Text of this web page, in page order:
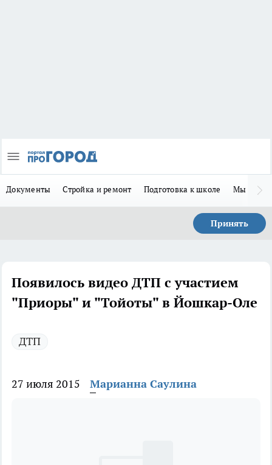
Документы Стройка и ремонт Подготовка к школе Мы в MAX
Принять
Появилось видео ДТП с участием
"Приоры" и "Тойоты" в Йошкар-Оле
ДТП
27 июля 2015 Марианна Саулина